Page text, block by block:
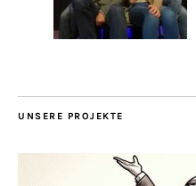
UNSERE PROJEKTE